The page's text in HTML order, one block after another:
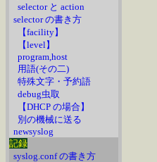
selector と action
selector の書き方
【facility】
【level】
program,host
用語(その二)
特殊文字・予約語
debug虫取
【DHCP の場合】
別の機械に送る
newsyslog
記録
syslog.conf の書き方